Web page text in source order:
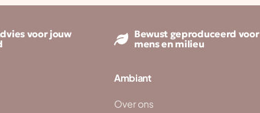
voor jouw
Bewust geproduceerd voor
mens en milieu
Ambiant
Over ons